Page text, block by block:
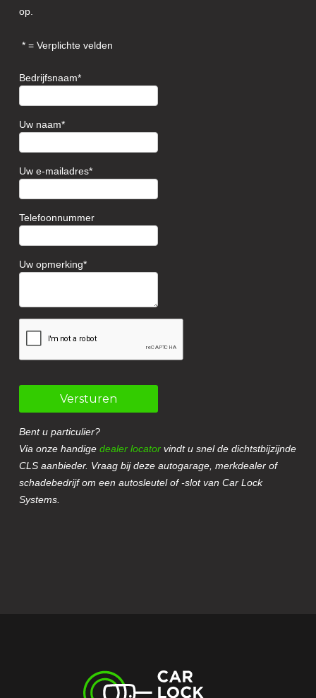
op.
= Verplichte velden
Bedrijfsnaam
Uw naam
Uw e-mailadres
Telefoonnummer
Uw opmerking
Versturen
Bent u particulier?
Via onze handigedealer locator vindt u snel de dichtstbijzijnde
CLS aanbieder. Vraag bij deze autogarage, merkdealer of
schadebedrijf om een autosleutel of -slot van Car Lock
Systems.